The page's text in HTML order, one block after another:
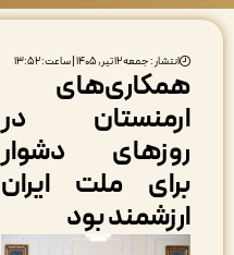
انتشار : جمعه ۱۲ تیر, ۱۴۰۵ | ساعت: ۱۳:۵۲
در
دشوار
ملت ایران
بود